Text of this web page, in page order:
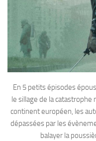
En 5 petits épisodes
le sillage de la
continent européen, les
dépassées par les
balayer la